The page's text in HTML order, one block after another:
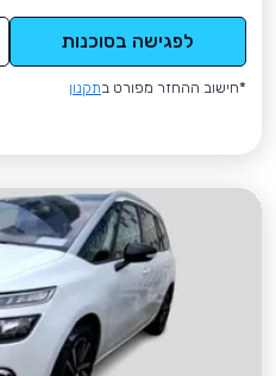
לפגישה בסוכנות
*חישוב ההחזר מפורט בתקנון